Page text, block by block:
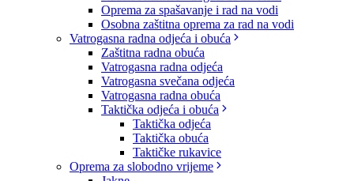
Oprema za spašavanje i rad na vodi
Osobna zaštitna oprema za rad na vodi
Vatrogasna radna odjeća i obuća
Zaštitna radna obuća
Vatrogasna radna odjeća
Vatrogasna svečana odjeća
Vatrogasna radna obuća
Taktička odjeća i obuća
Taktička odjeća
Taktička obuća
Taktičke rukavice
Oprema za slobodno vrijeme